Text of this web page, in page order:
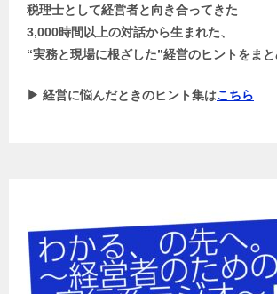
税理士として経営者と向き合ってきた
3,000時間以上の対話から生まれた、
“実務と現場に根ざした”経営のヒントをまと
▶ 経営に悩んだときのヒント集はこちら